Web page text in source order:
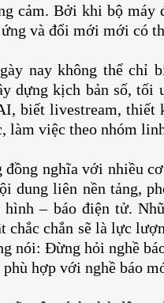
cảm. Bởi khi bộ máy
và đổi mới mới có
nay không thể chỉ
dựng kịch bản số, tối
biết livestream,
làm việc theo nhóm
đồng nghĩa với nhiều
dung liên nền tảng,
hình – báo điện tử.
chắc chắn sẽ là lực
nói: Đừng hỏi nghề
hợp với nghề báo